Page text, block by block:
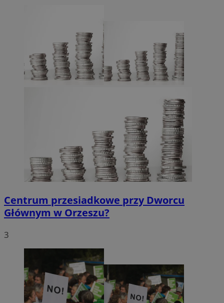
Centrum przesiadkowe przy Dworcu
Głównym w Orzeszu?
3